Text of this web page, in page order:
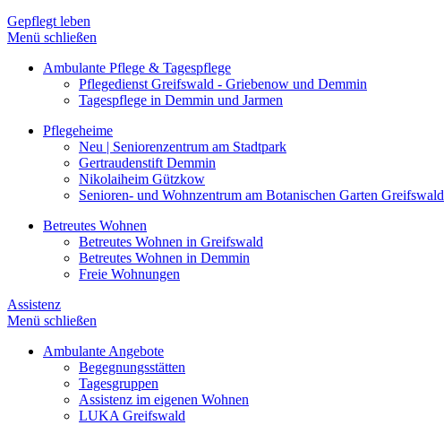
Gepflegt leben
Menü schließen
Ambulante Pflege & Tagespflege
Pflegedienst Greifswald - Griebenow und Demmin
Tagespflege in Demmin und Jarmen
Pflegeheime
Neu | Seniorenzentrum am Stadtpark
Gertraudenstift Demmin
Nikolaiheim Gützkow
Senioren- und Wohnzentrum am Botanischen Garten Greifswald
Betreutes Wohnen
Betreutes Wohnen in Greifswald
Betreutes Wohnen in Demmin
Freie Wohnungen
Assistenz
Menü schließen
Ambulante Angebote
Begegnungsstätten
Tagesgruppen
Assistenz im eigenen Wohnen
LUKA Greifswald